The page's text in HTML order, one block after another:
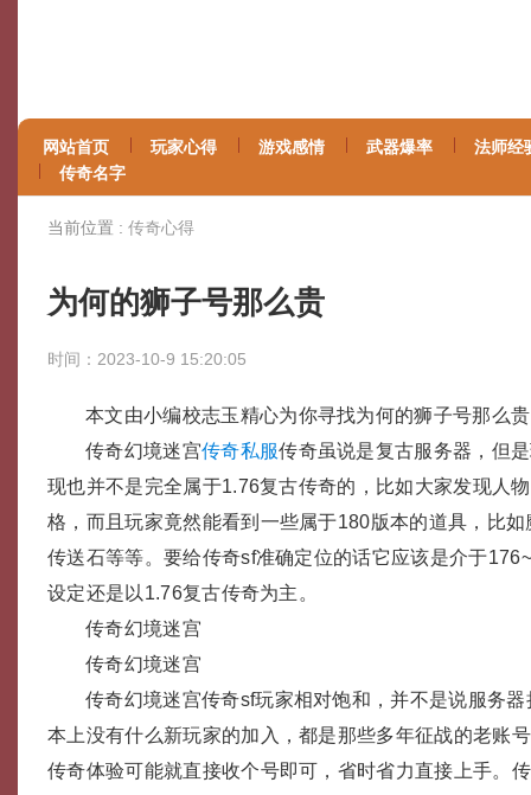
网站首页 玩家心得 游戏感情 武器爆率
法师经
传奇名字
当前位置 : 传奇心得
为何的狮子号那么贵
时间：2023-10-9 15:20:05
本文由小编校志玉精心为你寻找为何的狮子号那么贵
传奇幻境迷宫传奇私服传奇虽说是复古服务器，但
现也并不是完全属于1.76复古传奇的，比如大家发现人
格，而且玩家竟然能看到一些属于180版本的道具，比
传送石等等。要给传奇sf准确定位的话它应该是介于
设定还是以1.76复古传奇为主。
传奇幻境迷宫
传奇幻境迷宫
传奇幻境迷宫传奇sf玩家相对饱和，并不是说服务
本上没有什么新玩家的加入，都是那些多年征战的老账
传奇体验可能就直接收个号即可，省时省力直接上手。